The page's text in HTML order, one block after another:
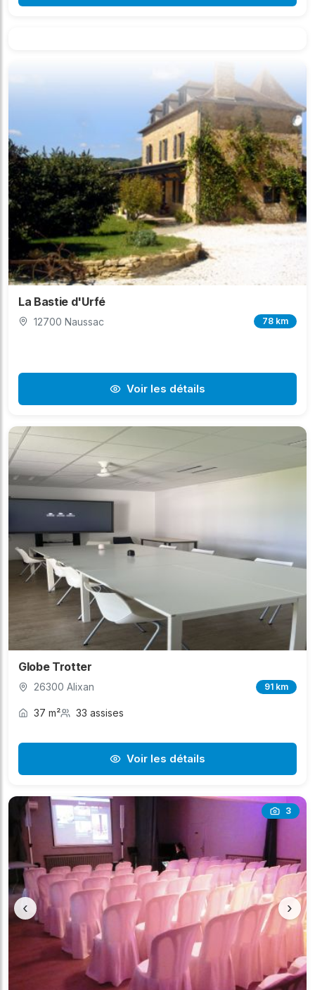
La Bastie d'Urfé
12700 Naussac 78 km
Voir les détails
Globe Trotter
26300 Alixan 91 km
37 m² 33 assises
Voir les détails
3
‹ ›